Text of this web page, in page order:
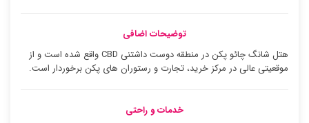
توضیحات اضافی
هتل شانگ چائو پکن در منطقه دوست داشتنی CBD واقع شده است و از
موقعیتی عالی در مرکز خرید، تجارت و رستوران های پکن برخوردار است.
خدمات و راحتی